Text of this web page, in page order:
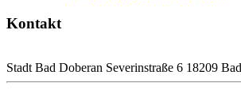
Kontakt
Stadt Bad Doberan Severinstraße 6 18209